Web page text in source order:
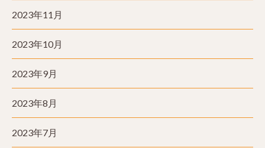
2023年11月
2023年10月
2023年9月
2023年8月
2023年7月